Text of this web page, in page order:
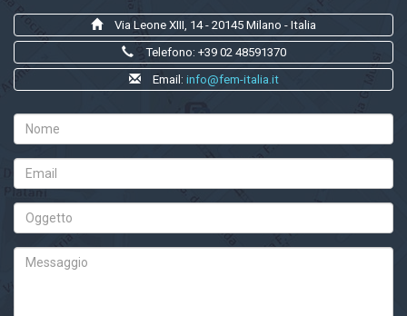
Via Leone XIII, 14 - 20145 Milano - Italia
Telefono: +39 02 48591370
Email: info@fem-italia.it